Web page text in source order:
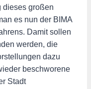
dieses großen
es nun der BIMA
Damit sollen
werden, die
dazu
beschworene
Stadt